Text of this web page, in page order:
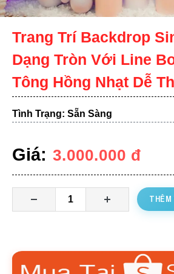
Trang Trí Backdrop
Dạng Tròn Với Line
Tông Hồng Nhạt Dễ
Tình Trạng: Sẵn Sàng
Giá: 3.000.000 đ
THÊM